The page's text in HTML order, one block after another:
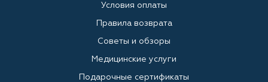
Условия оплаты
Правила возврата
Советы и обзоры
Медицинские услуги
Подарочные сертификаты